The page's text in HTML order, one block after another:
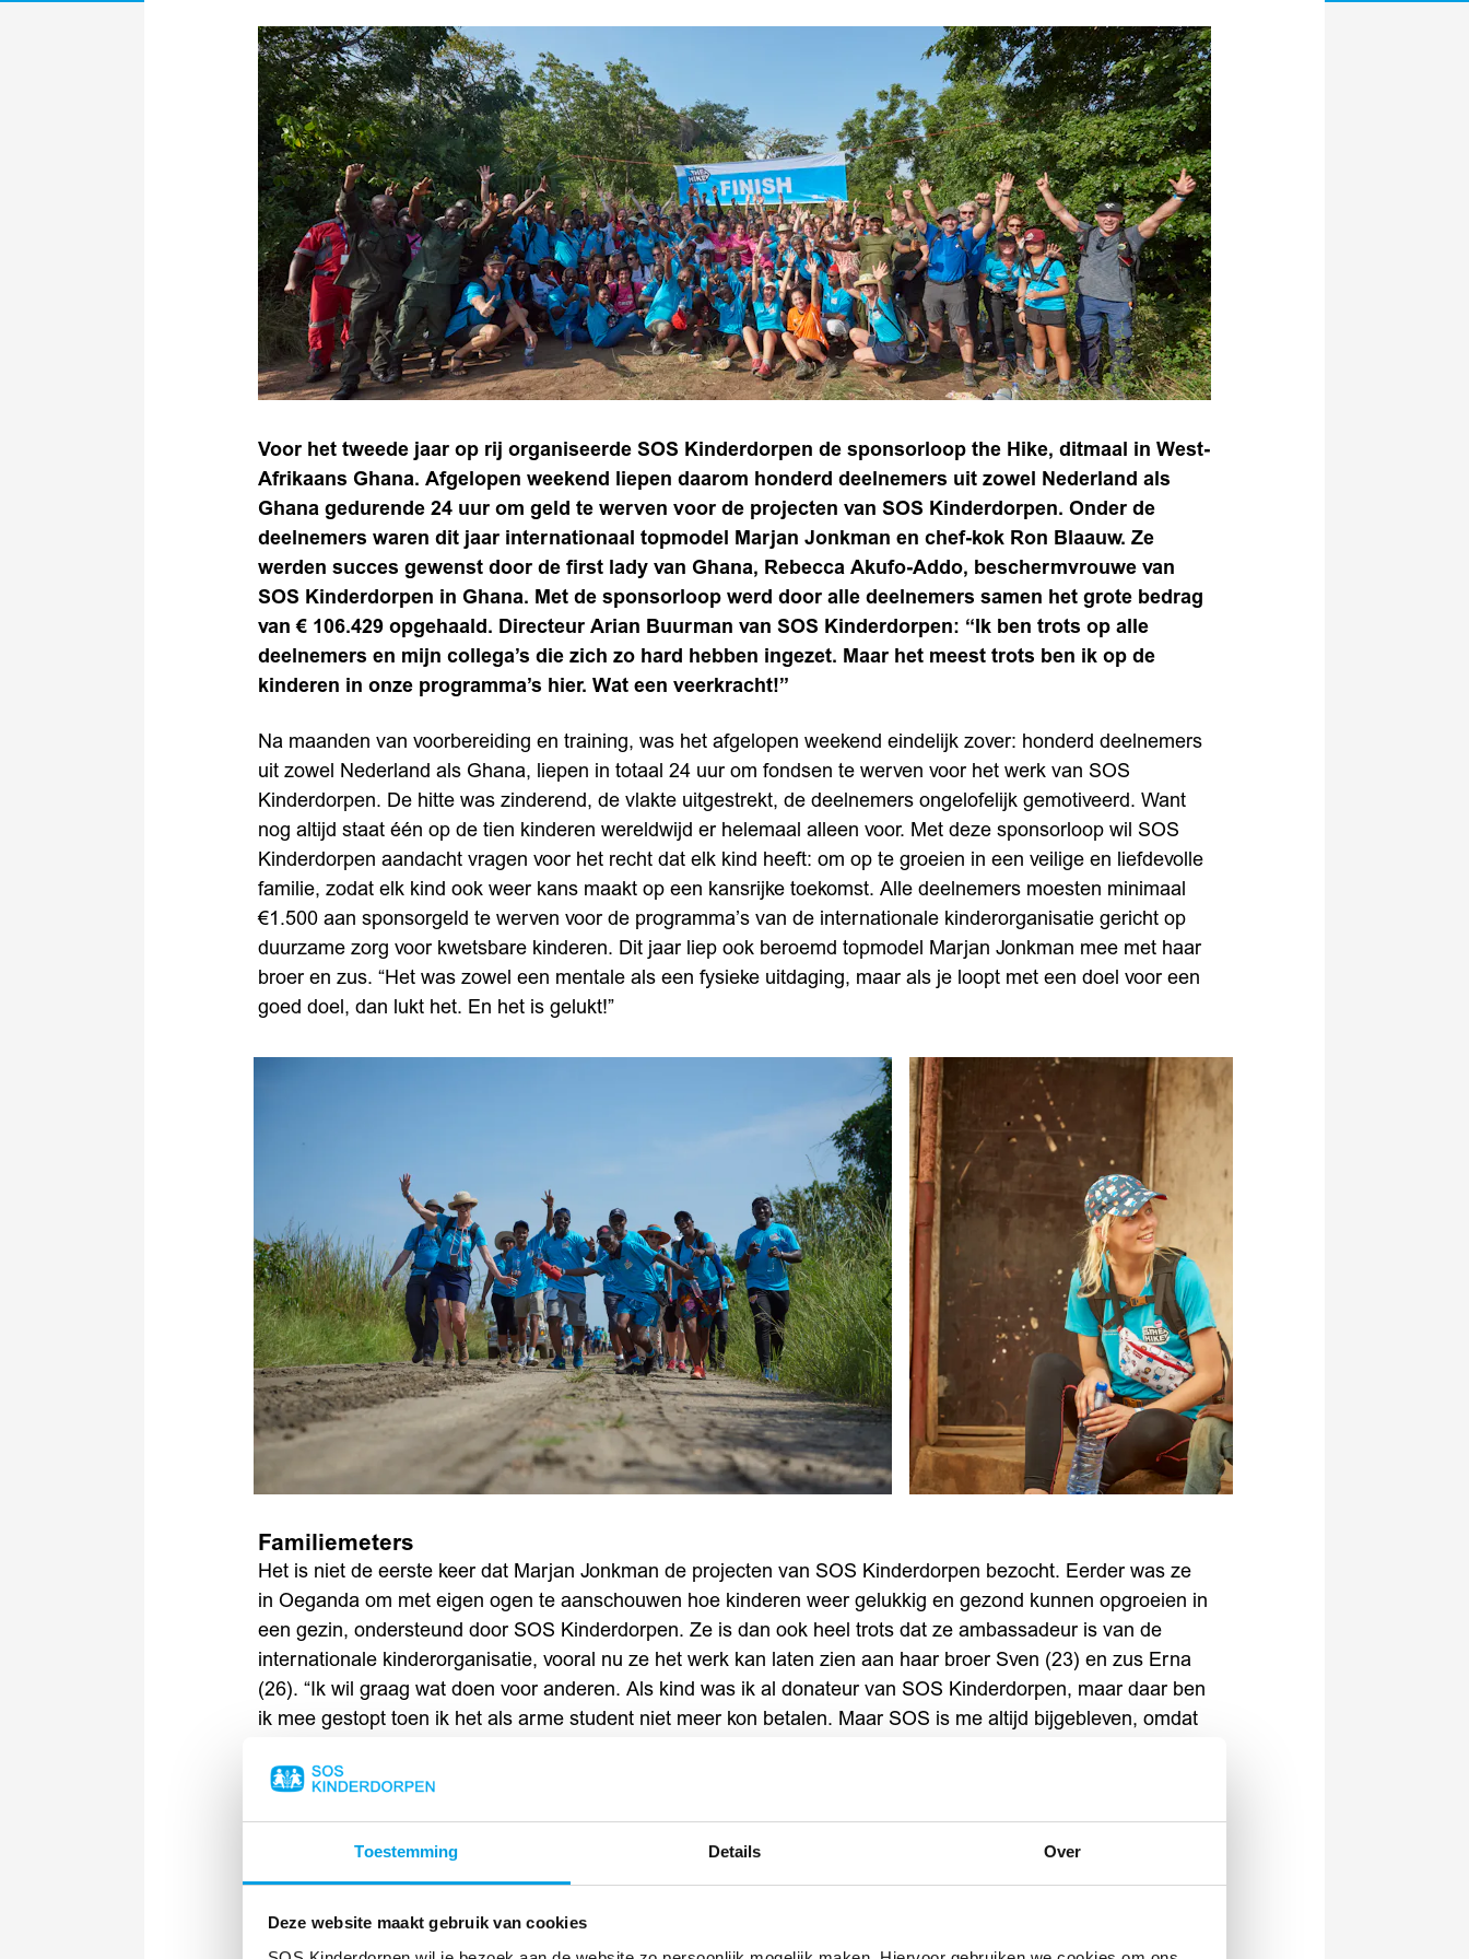
Toestemming Details Over
Deze website maakt gebruik van cookies
Voor het tweede jaar op rij organiseerde SOS Kinderdorpen de sponsorloop the Hike, ditmaal in West-
Afrikaans Ghana. Afgelopen weekend liepen daarom honderd deelnemers uit zowel Nederland als
Ghana gedurende 24 uur om geld te werven voor de projecten van SOS Kinderdorpen. Onder de
deelnemers waren dit jaar internationaal topmodel Marjan Jonkman en chef-kok Ron Blaauw. Ze
werden succes gewenst door de first lady van Ghana, Rebecca Akufo-Addo, beschermvrouwe van
SOS Kinderdorpen in Ghana. Met de sponsorloop werd door alle deelnemers samen het grote bedrag
van € 106.429 opgehaald. Directeur Arian Buurman van SOS Kinderdorpen: “Ik ben trots op alle
deelnemers en mijn collega’s die zich zo hard hebben ingezet. Maar het meest trots ben ik op de
kinderen in onze programma’s hier. Wat een veerkracht!”
Na maanden van voorbereiding en training, was het afgelopen weekend eindelijk zover: honderd deelnemers
uit zowel Nederland als Ghana, liepen in totaal 24 uur om fondsen te werven voor het werk van SOS
Kinderdorpen. De hitte was zinderend, de vlakte uitgestrekt, de deelnemers ongelofelijk gemotiveerd. Want
nog altijd staat één op de tien kinderen wereldwijd er helemaal alleen voor. Met deze sponsorloop wil SOS
Kinderdorpen aandacht vragen voor het recht dat elk kind heeft: om op te groeien in een veilige en liefdevolle
familie, zodat elk kind ook weer kans maakt op een kansrijke toekomst. Alle deelnemers moesten minimaal
€1.500 aan sponsorgeld te werven voor de programma’s van de internationale kinderorganisatie gericht op
duurzame zorg voor kwetsbare kinderen. Dit jaar liep ook beroemd topmodel Marjan Jonkman mee met haar
broer en zus. “Het was zowel een mentale als een fysieke uitdaging, maar als je loopt met een doel voor een
goed doel, dan lukt het. En het is gelukt!”
Familiemeters
Het is niet de eerste keer dat Marjan Jonkman de projecten van SOS Kinderdorpen bezocht. Eerder was ze
in Oeganda om met eigen ogen te aanschouwen hoe kinderen weer gelukkig en gezond kunnen opgroeien in
een gezin, ondersteund door SOS Kinderdorpen. Ze is dan ook heel trots dat ze ambassadeur is van de
internationale kinderorganisatie, vooral nu ze het werk kan laten zien aan haar broer Sven (23) en zus Erna
(26). “Ik wil graag wat doen voor anderen. Als kind was ik al donateur van SOS Kinderdorpen, maar daar ben
ik mee gestopt toen ik het als arme student niet meer kon betalen. Maar SOS is me altijd bijgebleven, omdat
alle kinderen in de wereld om een lieve familie, een lieve moeder, liever broers en zussen te hebben. Daarom
kinderdorp in Ghana dat ik deze reis mocht bezoeken. Dat is zo bijzonder!”
Dromen over later
Directeur Arian Buurman van SOS Kinderdorpen Nederland liep zelf ook mee in Ghana. Ook zij zet zich al